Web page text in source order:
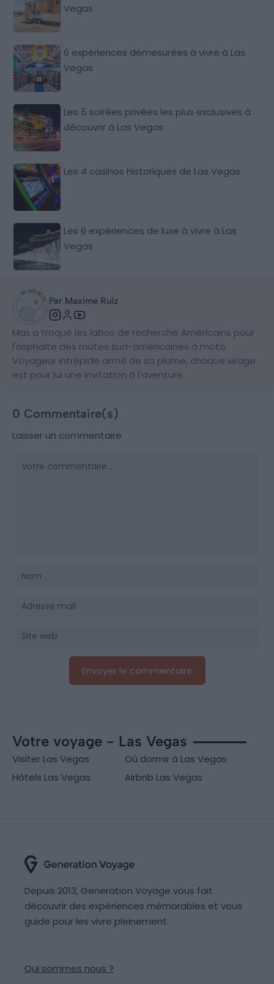
Vegas
6 expériences démesurées à vivre à Las
Vegas
Les 5 soirées privées les plus exclusives à
découvrir à Las Vegas
Les 4 casinos historiques de Las Vegas
Les 6 expériences de luxe à vivre à Las
Vegas
Par Maxime Ruiz
Max a troqué les labos de recherche Américains pour
l'asphalte des routes sud-américaines à moto.
Voyageur intrépide armé de sa plume, chaque virage
est pour lui une invitation à l'aventure.
0 Commentaire(s)
Laisser un commentaire
Votre voyage - Las Vegas
Visiter Las Vegas
Où dormir à Las Vegas
Hôtels Las Vegas
Airbnb Las Vegas
Depuis 2013, Generation Voyage vous fait
découvrir des expériences mémorables et vous
guide pour les vivre pleinement.
Qui sommes nous ?